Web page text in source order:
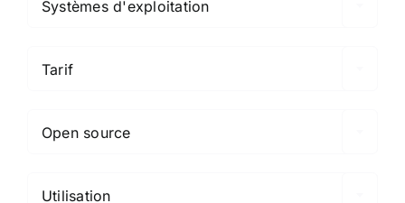
Systèmes d'exploitation
Tarif
Open source
Utilisation